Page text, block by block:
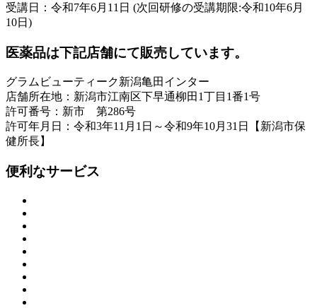
受講日：令和7年6月11日 (次回研修の受講期限:令和10年6月
10日)
医薬品は下記店舗にて販売しています。
グラムビューティーク新潟亀田インター
店舗所在地：新潟市江南区下早通柳田1丁目1番1号
許可番号：新市 第286号
許可年月日：令和3年11月1日～令和9年10月31日【新潟市保
健所長】
便利なサービス